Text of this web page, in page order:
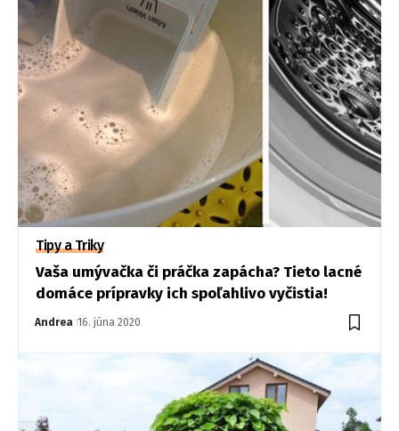
Tipy a Triky
Vaša umývačka či práčka zapácha? Tieto lacné
domáce prípravky ich spoľahlivo vyčistia!
Andrea 16. júna 2020